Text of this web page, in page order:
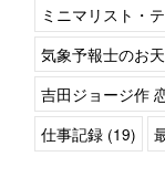
ミニマリスト・
気象予報士のお
吉田ジョージ作
仕事記録 (19)